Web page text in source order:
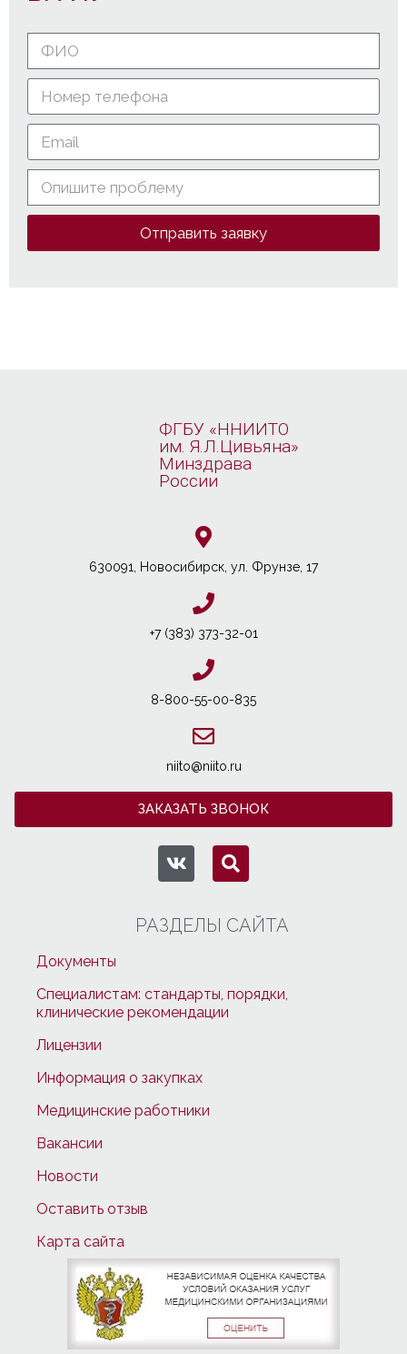
Отправить заявку
ФГБУ «ННИИТО
им. Я.Л.Цивьяна»
Минздрава
России
630091, Новосибирcк, ул. Фрунзе, 17
+7 (383) 373-32-01
8-800-55-00-835
niito@niito.ru
ЗАКАЗАТЬ ЗВОНОК
РАЗДЕЛЫ САЙТА
Документы
Специалистам: стандарты, порядки,
клинические рекомендации
Лицензии
Информация о закупках
Медицинские работники
Вакансии
Новости
Оставить отзыв
Карта сайта